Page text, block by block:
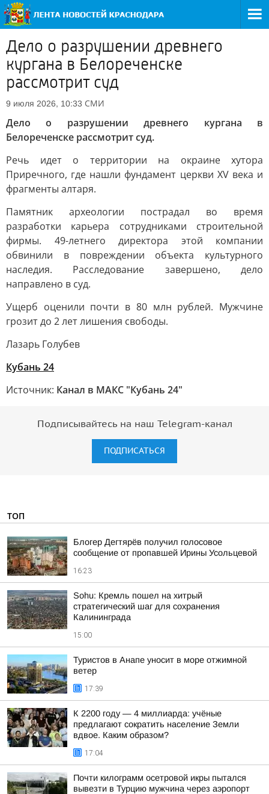
Дело о разрушении древнего
кургана в Белореченске
рассмотрит суд
9 июля 2026, 10:33 СМИ
Дело о разрушении древнего кургана в
Белореченске рассмотрит суд.
Речь идет о территории на окраине хутора
Приречного, где нашли фундамент церкви XV века и
фрагменты алтаря.
Памятник археологии пострадал во время
разработки карьера сотрудниками строительной
фирмы. 49-летнего директора этой компании
обвинили в повреждении объекта культурного
наследия. Расследование завершено, дело
направлено в суд.
Ущерб оценили почти в 80 млн рублей. Мужчине
грозит до 2 лет лишения свободы.
Лазарь Голубев
Кубань 24
Источник: Канал в МАКС "Кубань 24"
Подписывайтесь на наш Telegram-канал
ПОДПИСАТЬСЯ
ТОП
Блогер Дегтярёв получил голосовое
сообщение от пропавшей Ирины Усольцевой
16:23
Sohu: Кремль пошел на хитрый
стратегический шаг для сохранения
Калининграда
15:00
Туристов в Анапе уносит в море отжимной
ветер
17:39
К 2200 году — 4 миллиарда: учёные
предлагают сократить население Земли
вдвое. Каким образом?
17:04
Почти килограмм осетровой икры пытался
вывезти в Турцию мужчина через аэропорт